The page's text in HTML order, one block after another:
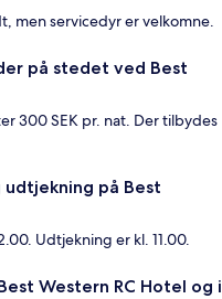
men servicedyr er velkomne.
på stedet ved Best
300 SEK pr. nat. Der tilbydes
på Best
Udtjekning er kl. 11.00.
Western RC Hotel og i